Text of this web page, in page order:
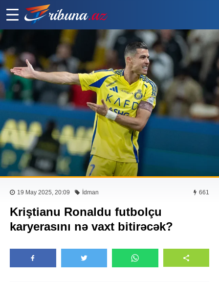
19 May 2025, 20:09 İdman 661
Kriştianu Ronaldu futbolçu
karyerasını nə vaxt bitirəcək?